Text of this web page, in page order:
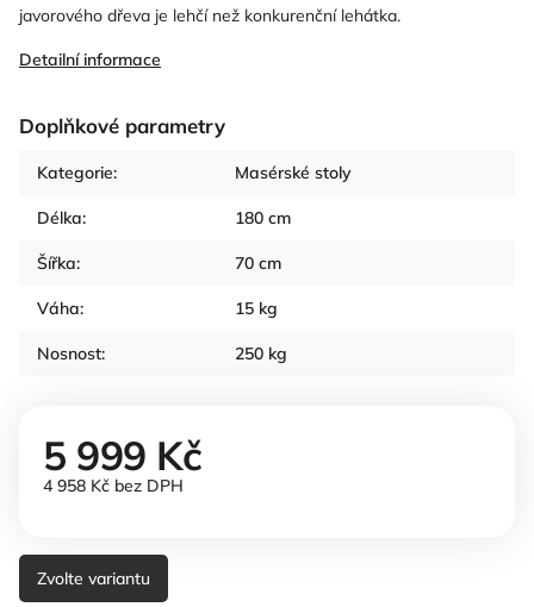
javorového dřeva je lehčí než konkurenční lehátka.
Detailní informace
Doplňkové parametry
Kategorie: Masérské stoly
Délka: 180 cm
Šířka: 70 cm
Váha: 15 kg
Nosnost: 250 kg
5 999 Kč
4 958 Kč bez DPH
Zvolte variantu